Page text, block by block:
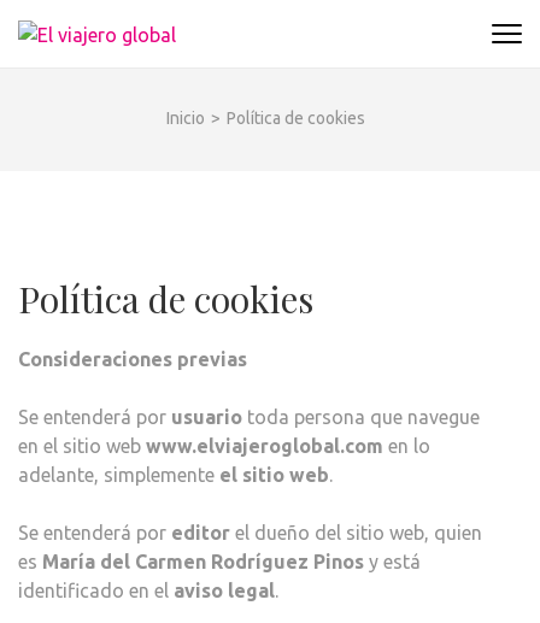
Un espacio donde descubrir la cara B de los
desde su música hasta su arquitectura o sus
Inicio > Política de cookies
Política de cookies
Consideraciones previas
Se entenderá por usuario toda persona que navegue
en el sitio web www.elviajeroglobal.com en lo
adelante, simplemente el sitio web.
Se entenderá por editor el dueño del sitio web, quien
es María del Carmen Rodríguez Pinos y está
identificado en el aviso legal.